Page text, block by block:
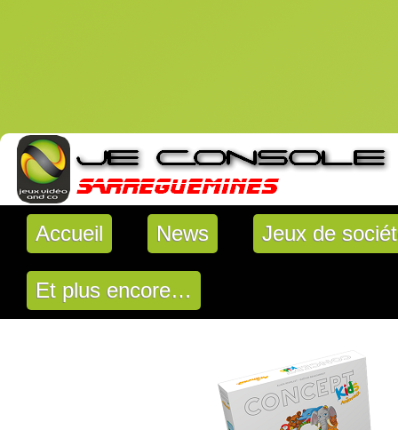
Accueil News Jeux de
Et plus encore…